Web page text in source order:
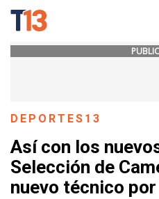
DEPORTES13
Así con los
Selección de
nuevo técnico